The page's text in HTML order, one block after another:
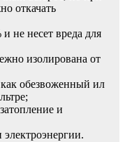
откачать
не несет вреда для
изолирована от
как обезвоженный ил
и
электроэнергии.